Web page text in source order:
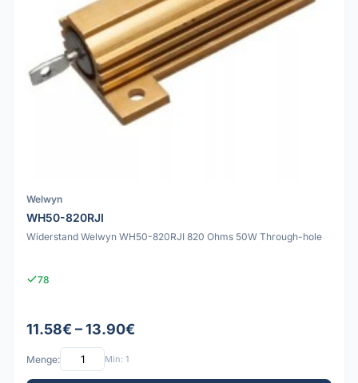
Welwyn
WH50-820RJI
Widerstand Welwyn WH50-820RJI 820 Ohms 50W Through-hole
78
11.58€ – 13.90€
Menge: Min: 1